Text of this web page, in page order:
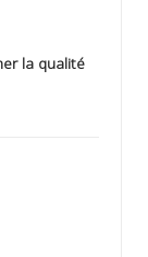
la qualité